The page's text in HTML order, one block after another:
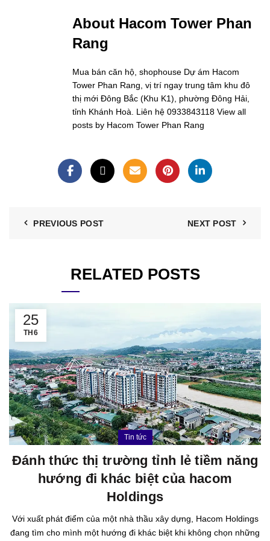
About Hacom Tower Phan
Rang
Mua bán căn hộ, shophouse Dự ám Hacom
Tower Phan Rang, vị trí ngay trung tâm khu đô
thị mới Đông Bắc (Khu K1), phường Đông Hải,
tỉnh Khánh Hoà. Liên hệ 0933843118 View all
posts by Hacom Tower Phan Rang
PREVIOUS POST NEXT POST
RELATED POSTS
25
TH6
Tin tức
Đánh thức thị trường tỉnh lẻ tiềm năng
hướng đi khác biệt của hacom
Holdings
Với xuất phát điểm của một nhà thầu xây dựng, Hacom Holdings
đang tìm cho mình một hướng đi khác biệt khi không chọn những